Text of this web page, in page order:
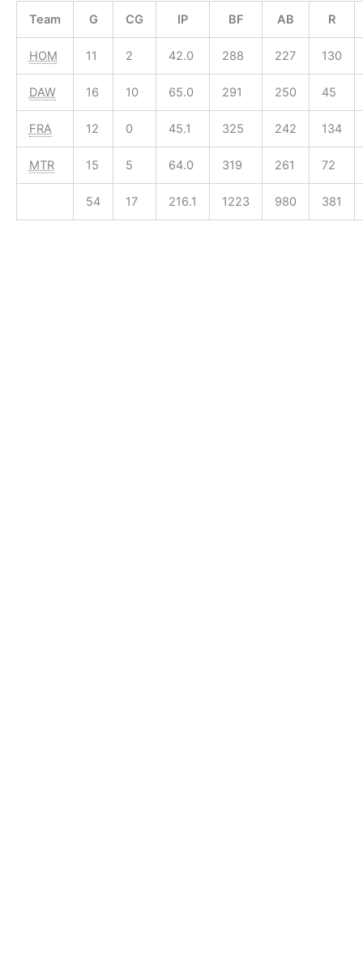
Team
G CG IP BF AB R
HOM 11 2 42.0 288 227 130
DAW 16 10 65.0 291 250 45
FRA 12 0 45.1 325 242 134
MTR 15 5 64.0 319 261 72
54 17 216.1 1223 980 381